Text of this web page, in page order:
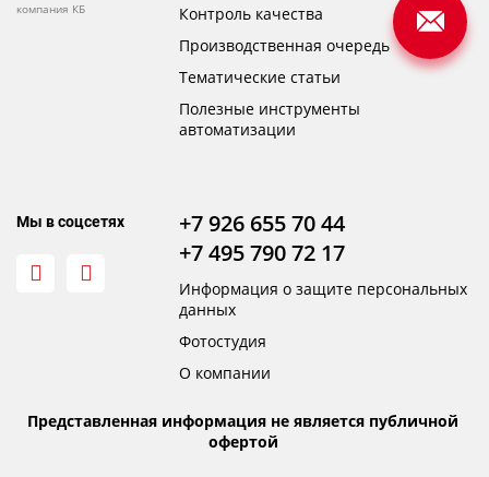
компания КБ
Контроль качества
Производственная очередь
Тематические статьи
Полезные инструменты
автоматизации
Мы в соцсетях
+7 926 655 70 44
+7 495 790 72 17
Информация о защите персональных
данных
Фотостудия
О компании
Представленная информация не является публичной
офертой